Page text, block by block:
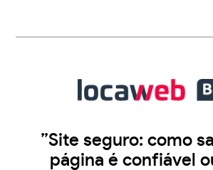
”Site seguro: como
página é confiável